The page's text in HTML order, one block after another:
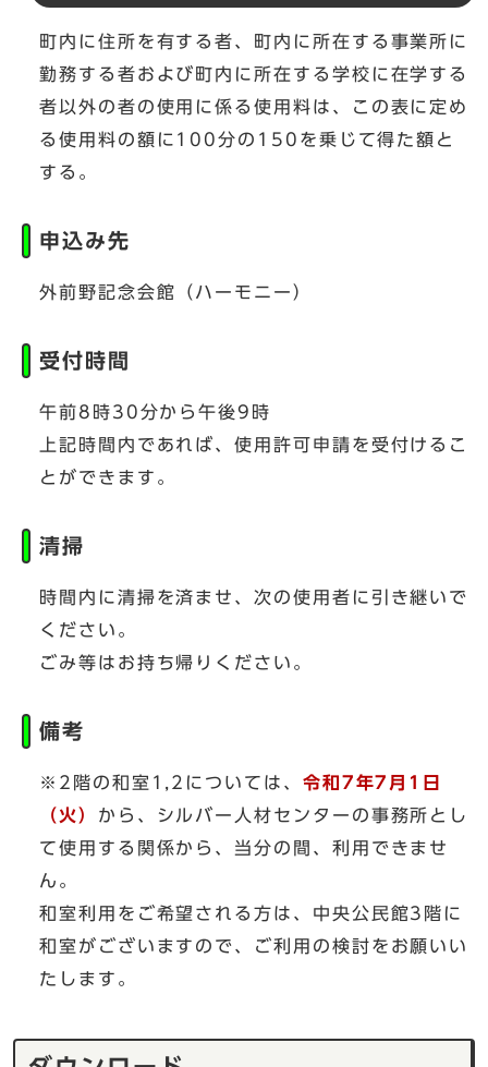
町内に住所を有する者、町内に所在する事業所に
勤務する者および町内に所在する学校に在学する
者以外の者の使用に係る使用料は、この表に定め
る使用料の額に100分の150を乗じて得た額と
する。
申込み先
外前野記念会館（ハーモニー）
受付時間
午前8時30分から午後9時
上記時間内であれば、使用許可申請を受付けるこ
とができます。
清掃
時間内に清掃を済ませ、次の使用者に引き継いで
ください。
ごみ等はお持ち帰りください。
備考
※2階の和室1,2については、 令和7年7月1日
（火） から、シルバー人材センターの事務所とし
て使用する関係から、当分の間、利用できませ
ん。
和室利用をご希望される方は、中央公民館3階に
和室がございますので、ご利用の検討をお願いい
たします。